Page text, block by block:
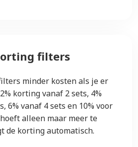
filters
minder kosten als je er
korting vanaf 2 sets, 4%
6% vanaf 4 sets en 10% voor
hoeft alleen maar meer te
de korting automatisch.